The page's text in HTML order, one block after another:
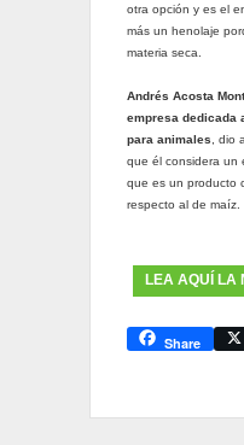
otra opción y es el
más un henolaje
materia seca.
Andrés Acosta
empresa dedicada
para animales, dio
que él considera un
que es un producto
respecto al de maíz.
LEA AQUÍ LA
Share